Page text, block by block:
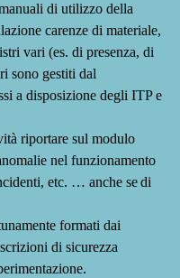
di utilizzo della
carenze di materiale,
vari (es. di presenza, di
sono gestiti dal
a disposizione degli ITP e
riportare sul modulo
nel funzionamento
etc. … anche sedi
formati dai
di sicurezza